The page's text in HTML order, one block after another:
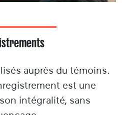
auprès du témoins.
est une
intégralité, sans